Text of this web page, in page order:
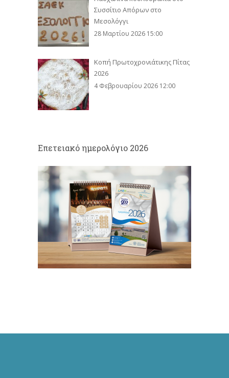
Συσσίτιο Απόρων στο
Μεσολόγγι
28 Μαρτίου 2026 15:00
Κοπή Πρωτοχρονιάτικης Πίτας
2026
4 Φεβρουαρίου 2026 12:00
Eπετειακό ημερολόγιο 2026